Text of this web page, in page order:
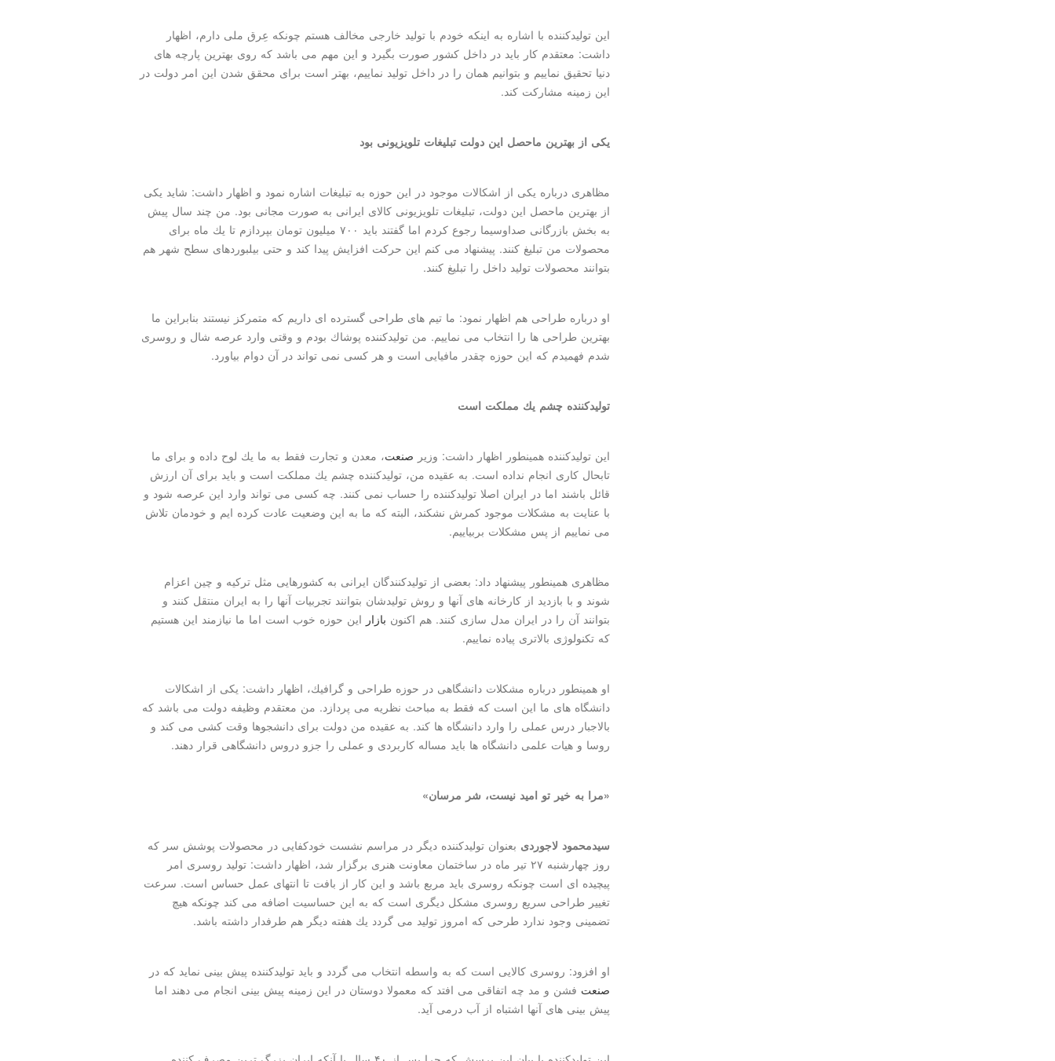
این تولیدكننده با اشاره به اینكه خودم با تولید خارجی مخالف هستم چونكه عِرق ملی دارم، اظهار
داشت: معتقدم كار باید در داخل كشور صورت بگیرد و این مهم می باشد كه روی بهترین پارچه های
دنیا تحقیق نماییم و بتوانیم همان را در داخل تولید نماییم، بهتر است برای محقق شدن این امر دولت در
این زمینه مشاركت كند.
یكی از بهترین ماحصل این دولت تبلیغات تلویزیونی بود
مظاهری درباره یكی از اشكالات موجود در این حوزه به تبلیغات اشاره نمود و اظهار داشت: شاید یكی
از بهترین ماحصل این دولت، تبلیغات تلویزیونی كالای ایرانی به صورت مجانی بود. من چند سال پیش
به بخش بازرگانی صداوسیما رجوع كردم اما گفتند باید ۷۰۰ میلیون تومان بپردازم تا یك ماه برای
محصولات من تبلیغ كنند. پیشنهاد می كنم این حركت افزایش پیدا كند و حتی بیلبوردهای سطح شهر هم
بتوانند محصولات تولید داخل را تبلیغ كنند.
او درباره طراحی هم اظهار نمود: ما تیم های طراحی گسترده ای داریم كه متمركز نیستند بنابراین ما
بهترین طراحی ها را انتخاب می نماییم. من تولیدكننده پوشاك بودم و وقتی وارد عرصه شال و روسری
شدم فهمیدم كه این حوزه چقدر مافیایی است و هر كسی نمی تواند در آن دوام بیاورد.
تولیدكننده چشم یك مملكت است
این تولیدكننده همینطور اظهار داشت: وزیر صنعت، معدن و تجارت فقط به ما یك لوح داده و برای ما
تابحال كاری انجام نداده است. به عقیده من، تولیدكننده چشم یك مملكت است و باید برای آن ارزش
قائل باشند اما در ایران اصلا تولیدكننده را حساب نمی كنند. چه كسی می تواند وارد این عرصه شود و
با عنایت به مشكلات موجود كمرش نشكند، البته كه ما به این وضعیت عادت كرده ایم و خودمان تلاش
می نماییم از پس مشكلات بربیاییم.
مظاهری همینطور پیشنهاد داد: بعضی از تولیدكنندگان ایرانی به كشورهایی مثل تركیه و چین اعزام
شوند و با بازدید از كارخانه های آنها و روش تولیدشان بتوانند تجربیات آنها را به ایران منتقل كنند و
بتوانند آن را در ایران مدل سازی كنند. هم اكنون بازار این حوزه خوب است اما ما نیازمند این هستیم
كه تكنولوژی بالاتری پیاده نماییم.
او همینطور درباره مشكلات دانشگاهی در حوزه طراحی و گرافیك، اظهار داشت: یكی از اشكالات
دانشگاه های ما این است كه فقط به مباحث نظریه می پردازد. من معتقدم وظیفه دولت می باشد كه
بالاجبار درس عملی را وارد دانشگاه ها كند. به عقیده من دولت برای دانشجوها وقت كشی می كند و
روسا و هیات علمی دانشگاه ها باید مساله كاربردی و عملی را جزو دروس دانشگاهی قرار دهند.
«مرا به خیر تو امید نیست، شر مرسان»
سیدمحمود لاجوردی بعنوان تولیدكننده دیگر در مراسم نشست خودكفایی در محصولات پوشش سر كه
روز چهارشنبه ۲۷ تیر ماه در ساختمان معاونت هنری برگزار شد، اظهار داشت: تولید روسری امر
پیچیده ای است چونكه روسری باید مربع باشد و این كار از بافت تا انتهای عمل حساس است. سرعت
تغییر طراحی سریع روسری مشكل دیگری است كه به این حساسیت اضافه می كند چونكه هیچ
تضمینی وجود ندارد طرحی كه امروز تولید می گردد یك هفته دیگر هم طرفدار داشته باشد.
او افزود: روسری كالایی است كه به واسطه انتخاب می گردد و باید تولیدكننده پیش بینی نماید كه در
صنعت فشن و مد چه اتفاقی می افتد كه معمولا دوستان در این زمینه پیش بینی انجام می دهند اما
پیش بینی های آنها اشتباه از آب درمی آید.